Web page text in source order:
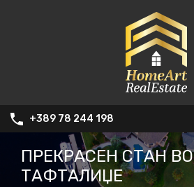
+389 78 244 198
ПРЕКРАСЕН СТАН ВО
ТАФТАЛИЏЕ